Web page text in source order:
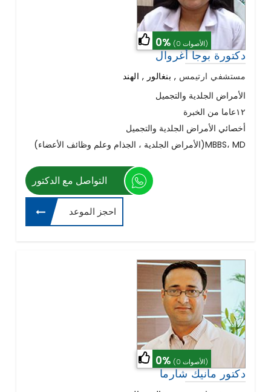
0% (0 الأصوات)
دكتورة بوجا أغروال
مستشفي ارتيمس , بنغالور , الهند
الأمراض الجلدية والتجميل
١٢عاما من الخبرة
أخصائي الأمراض الجلدية والتجميل
(الأمراض الجلدية ، الجذام وعلم وظائف الأعضاء)MBBS، MD
التواصل مع الدكتور
احجز الموعد
0% (0 الأصوات)
دكتور مانيك شارما